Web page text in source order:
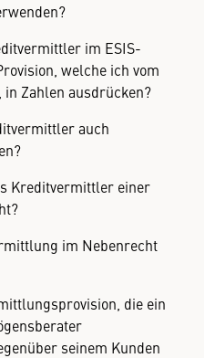
im ESIS-
welche ich vom
Zahlen ausdrücken?
auch
Kreditvermittler einer
im Nebenrecht
die ein
seinem Kunden